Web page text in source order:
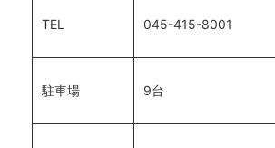
TEL 045-415-8001
駐車場 9台